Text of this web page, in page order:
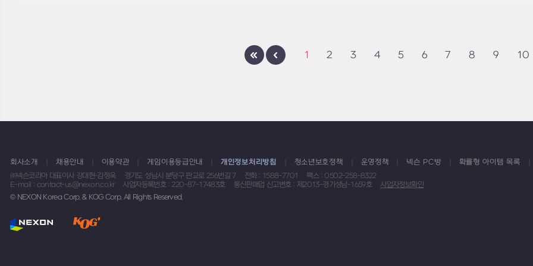
1 2 3 4 5 6 7 8 9 10
회사소개 채용안내 이용약관 게임이용등급안내 개인정보처리방침 청소년보호정책 운영정책 넥슨 PC방
확률형 아이템 목록
㈜넥슨코리아 대표이사 강대현·김정욱
경기도 성남시 분당구 판교로 256번길 7 전화 : 1588-7701
팩스 : 0502-258-8322
E-mail : contact-us@nexon.co.kr
사업자등록번호 : 220-87-17483호 통신판매업 신고번호 : 제2013-경기성남-1659호
사업자정보확인
© NEXON Korea Corp. & KOG Corp. All Rights Reserved.